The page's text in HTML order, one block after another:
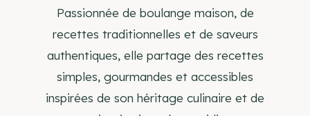
Passionnée de boulange maison, de
recettes traditionnelles et de saveurs
authentiques, elle partage des recettes
simples, gourmandes et accessibles
inspirées de son héritage culinaire et de